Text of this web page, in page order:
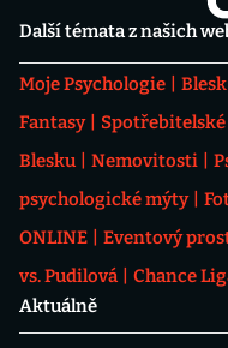
Další témata z našich
Moje Psychologie
Fantasy
Blesku
Nemovitosti
psychologické mýty
ONLINE
Eventový
vs. Pudilová
Chance
Aktuálně